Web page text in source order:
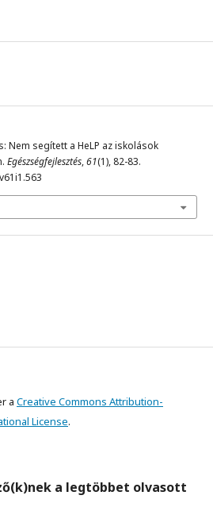
Nem segített a HeLP az iskolások
Egészségfejlesztés,61(1), 82-83.
a Creative Commons Attribution-
License.
a legtöbbet olvasott